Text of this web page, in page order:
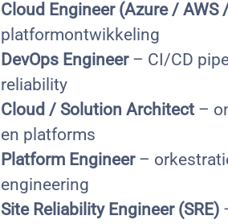
Cloud Engineer (Azure / AWS
platformontwikkeling
DevOps Engineer– CI/CD
reliability
Cloud / Solution Architect –
en platforms
Platform Engineer–
engineering
Site Reliability Engineer (SRE)